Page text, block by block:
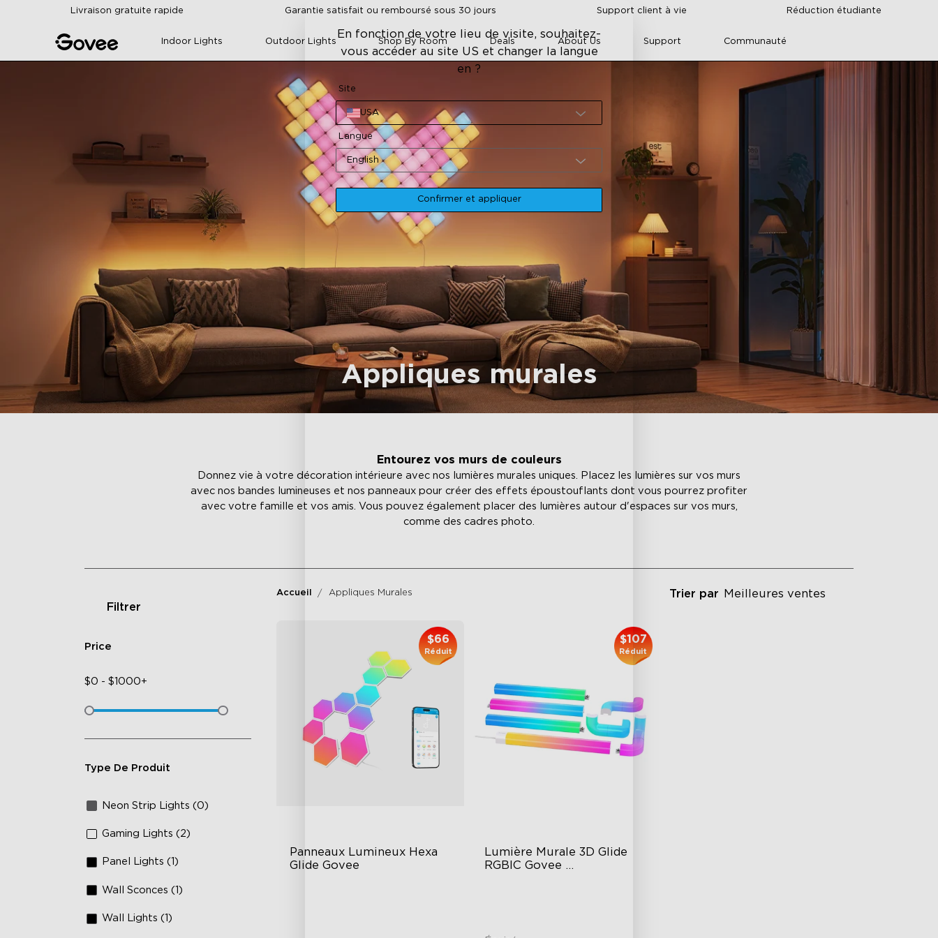
Skip to contentLivraison gratuite rapide Garantie satisfait ou remboursé sous 30 jours Support client à vie Réduction étudiante
Indoor Lights Outdoor Lights Shop By Room Deals About Us Support Communauté
Appliques murales
Entourez vos murs de couleurs
Donnez vie à votre décoration intérieure avec nos lumières murales uniques. Placez les lumières sur vos murs
avec nos bandes lumineuses et nos panneaux pour créer des effets époustouflants dont vous pourrez profiter
avec votre famille et vos amis. Vous pouvez également placer des lumières autour d'espaces sur vos murs,
comme des cadres photo.
Filtrer
Price
$0 - $1000+
Type De Produit
Neon Strip Lights (0)
Gaming Lights (2)
Panel Lights (1)
Wall Sconces (1)
Wall Lights (1)
Accueil Appliques Murales Trier par Meilleures ventes
Panneaux Lumineux Hexa
Glide Govee
$66
Réduit
Lumière Murale 3D Glide
RGBIC Govee
$107
Réduit
En fonction de votre lieu de visite, souhaitez-
vous accéder au site US et changer la langue
en ?
Site
USA
Langue
English
Confirmer et appliquer